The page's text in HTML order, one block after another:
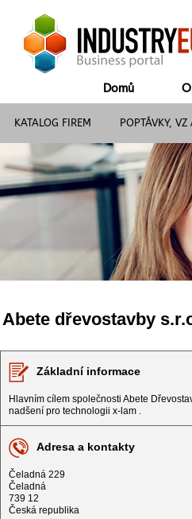
Domů O
KATALOG FIREM POPTÁVKY,
Abete dřevostavby
Základní informace
Hlavním cílem společnosti Abete
nadšení pro technologii x-lam .
Adresa a kontakty
Čeladná 229
Čeladná
739 12
Česká republika